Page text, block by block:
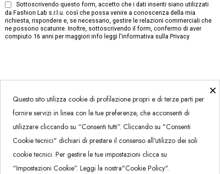
Sottoscrivendo questo form, accetto che i dati inseriti siano utilizzati
da Fashion Lab s.r.l.u. così che possa venire a conoscenza della mia
richiesta, rispondere e, se necessario, gestire le relazioni commerciali che
ne possono scaturire. Inoltre, sottoscrivendo il form, confermo di aver
compiuto 16 anni per maggiori info leggi l'informativa sulla Privacy
Contatti
About
Privacy + Cookies
Pagamenti
Spedizioni
×
Questo sito utilizza cookie di profilazione propri e di terze parti per
fornire servizi in linea con le tue preferenze, che acconsenti di
utilizzare cliccando su “Consenti tutti”. Cliccando su "Consenti
Cookie tecnici" dichiari di prestare il consenso all'utilizzo dei soli
cookie tecnici. Per gestire le tue impostazioni clicca su
“Impostazioni Cookie”. Leggi la nostra"Cookie Policy".